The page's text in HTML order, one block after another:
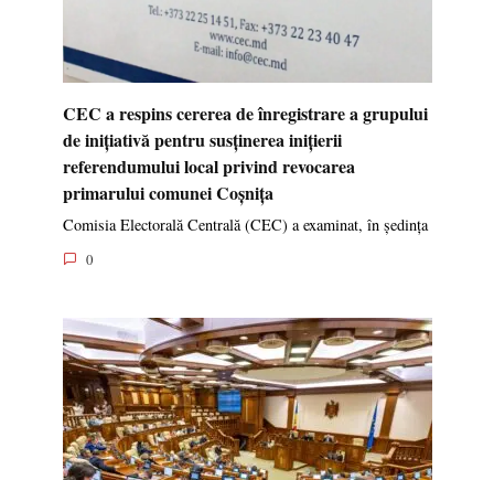
CEC a respins cererea de înregistrare a grupului
de inițiativă pentru susținerea inițierii
referendumului local privind revocarea
primarului comunei Coșnița
Comisia Electorală Centrală (CEC) a examinat, în ședința
0